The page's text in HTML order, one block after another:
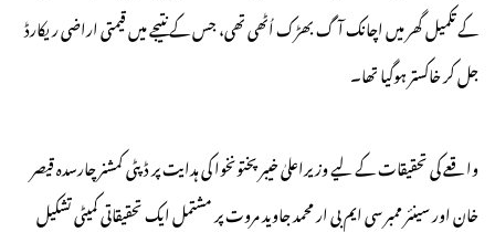
کے تکمیل گھر میں اچانک آگ بھڑک اُٹھی تھی، جس کے نتیجے میں قیمتی اراضی ریکارڈ
جل کر خاکستر ہوگیا تھا۔
واقعے کی تحقیقات کے لیے وزیراعلیٰ خیبرپختونخوا کی ہدایت پر ڈپٹی کمشنر چارسدہ قیصر
خان اور سینئر ممبر سی ایم بی ار محمد جاوید مروت پر مشتمل ایک تحقیقاتی کمیٹی تشکیل